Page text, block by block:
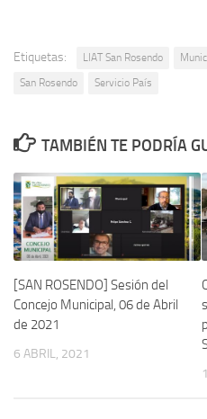
Etiquetas: LIAT San Rosendo
San Rosendo
Servicio País
TAMBIÉN TE PODRÍA
[SAN ROSENDO] Sesión del
Concejo Municipal, 06 de Abril
de 2021
6 ABRIL, 2021